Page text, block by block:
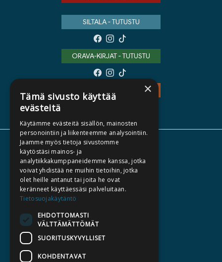
SILTALA - TUTUSTU
ORAVA-KIRJAT - TUTUSTU
TIETOA MEISTÄ
TEKIJÄT
KATALOGIT
AJANKOHTAISTA
HALUATKO KIRJAILIJAKSI
LASKUTUSOSOITTEET
×
Tämä sivusto käyttää
evästeitä
Käytämme evästeitä sisällön, mainosten
personointiin ja liikenteemme analysointiin.
Jaamme myös tietoja sivustomme
käytöstäsi mainos- ja
analytiikkakumppaneidemme kanssa, jotka
voivat yhdistää ne muihin tietoihin, jotka
olet heille antanut tai joita he ovat
keränneet käyttäessäsi palveluitaan.
Tietosuojakäytäntö
EHDOTTOMASTI
VÄLTTÄMÄTTÖMÄT
SUORITUSKYVYLLISET
KOHDENTAVAT